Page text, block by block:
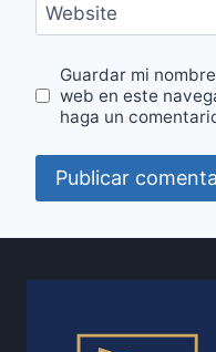
Website
Guardar mi
web en este
haga un